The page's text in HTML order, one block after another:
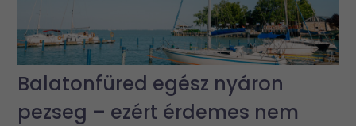
Balatonfüred egész nyáron
pezseg – ezért érdemes nem